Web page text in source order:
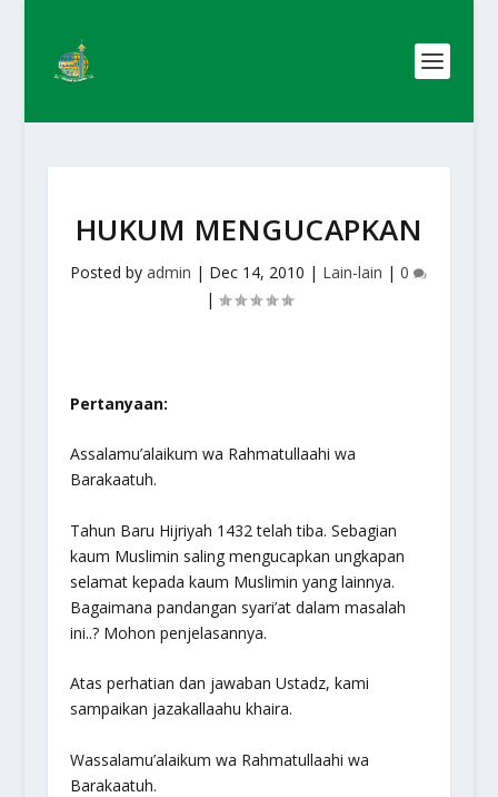
HUKUM MENGUCAPKAN
Posted byadmin | Dec 14, 2010 | Lain-lain |0
|
Pertanyaan:
Assalamu’alaikum wa Rahmatullaahi wa
Barakaatuh.
Tahun Baru Hijriyah 1432 telah tiba. Sebagian
kaum Muslimin saling mengucapkan ungkapan
selamat kepada kaum Muslimin yang lainnya.
Bagaimana pandangan syari’at dalam masalah
ini..? Mohon penjelasannya.
Atas perhatian dan jawaban Ustadz, kami
sampaikan jazakallaahu khaira.
Wassalamu’alaikum wa Rahmatullaahi wa
Barakaatuh.